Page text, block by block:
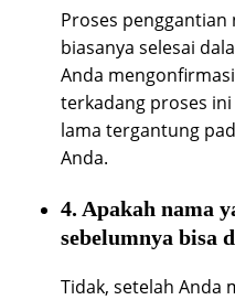
Proses penggantian
biasanya selesai
Anda
terkadang proses
lama tergantung
Anda.
4. Apakah nama
sebelumnya bisa
Tidak, setelah Anda